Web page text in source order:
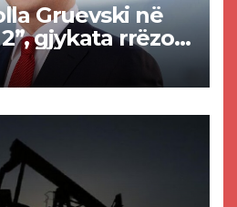
Gruevski në
gjykata rrëzon
e
selisë së